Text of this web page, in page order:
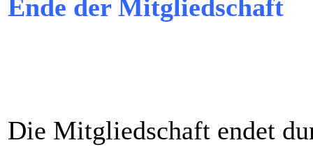
Ende der Mitgliedschaft
Die Mitgliedschaft endet